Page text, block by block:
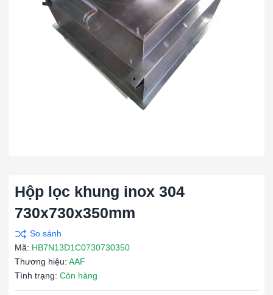
Hộp lọc khung inox 304
730x730x350mm
Mã: HB7N13D1C0730730350
Thương hiệu: AAF
Tình trạng: Còn hàng